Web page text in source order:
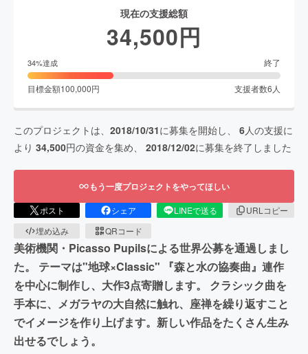
現在の支援総額
34,500円
34%達成 終了
目標金額100,000円 支援者数6 人
このプロジェクトは、 2018/10/31に募集を開始し、 6人の支援に
より 34,500円の資金を集め、 2018/12/02に募集を終了しました
もう一度プロジェクトをやってほしい
ポスト シェア LINEで送る
URLコピー
埋め込み
QRコード
美術機関・Picasso Pupilsによる世界公募を通過しまし
た。 テーマは"地球×Classic" 『森と水の協奏曲』連作
を中心に制作し、大作3点寄贈します。 クラシック曲を
手本に、メガラヤの大自然に触れ、座禅を繰り返すこと
でイメージを作り上げます。新しい作品をたくさん生み
出せるでしょう。